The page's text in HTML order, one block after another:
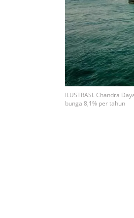
ILUSTRASI. Chandra
bunga 8,1% per tahun